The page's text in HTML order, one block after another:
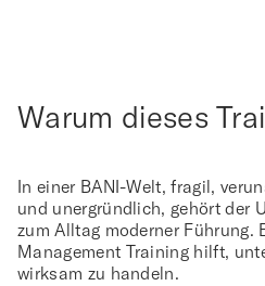
Warum dieses
In einer BANI-Welt, fragil,
und unergründlich, gehört der
zum Alltag moderner Führung.
Management Training hilft,
wirksam zu handeln.